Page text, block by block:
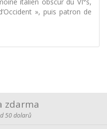
», puis patron de
zdarma
50 dolarů